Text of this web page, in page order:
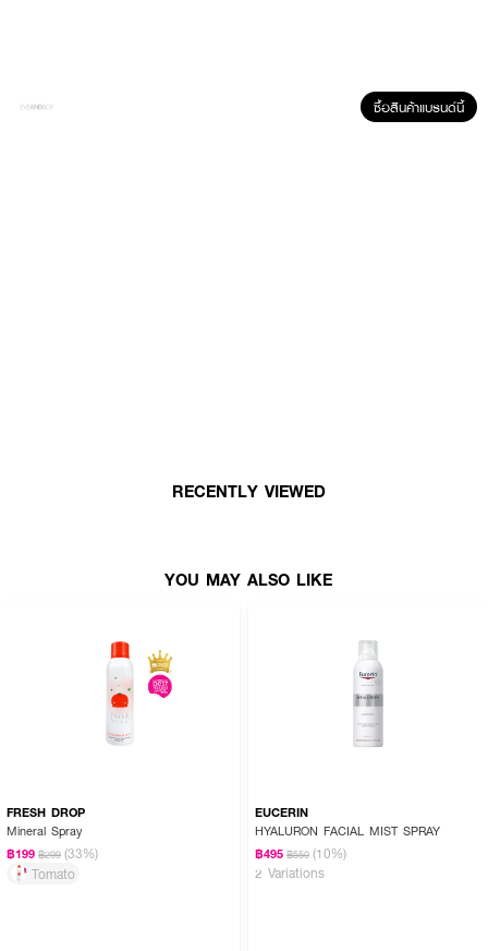
· เสริมเกราะป้องกันผิวให้แข็งแรง
· ผิวดูอิ่มน้ำ ฉ่ำโกลว์ สุขภาพดี
· ใช้ได้ระหว่างวัน ไม่ทำให้เมคอัพเป็นคราบ
ซื้อสินค้าแบรนด์นี้
RECENTLY VIEWED
YOU MAY ALSO LIKE
FRESH DROP
Mineral Spray
฿199 ฿299 (33%)
Tomato
EUCERIN
HYALURON FACIAL MIST SPRAY
฿495 ฿550 (10%)
2 Variations